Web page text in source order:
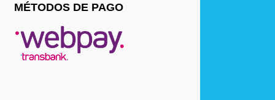
MÉTODOS DE PAGO